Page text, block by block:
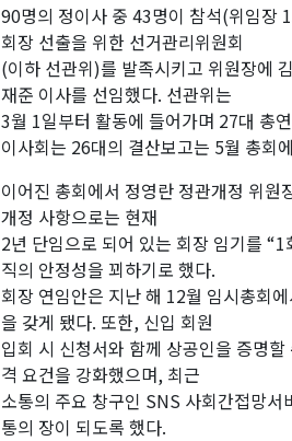
90명의 정이사 중 43명이 참석(위임장
회장 선출을 위한 선거관리위원회
(이하 선관위)를 발족시키고 위원장에
재준 이사를 선임했다. 선관위는
3월 1일부터 활동에 들어가며 27대 총
이사회는 26대의 결산보고는 5월 총회
이어진 총회에서 정영란 정관개정 위
개정 사항으로는 현재
2년 단임으로 되어 있는 회장 임기를
직의 안정성을 꾀하기로 했다.
회장 연임안은 지난 해 12월 임시총회
을 갖게 됐다. 또한, 신입 회원
입회 시 신청서와 함께 상공인을 증명
격 요건을 강화했으며, 최근
소통의 주요 창구인 SNS 사회간접망
통의 장이 되도록 했다.